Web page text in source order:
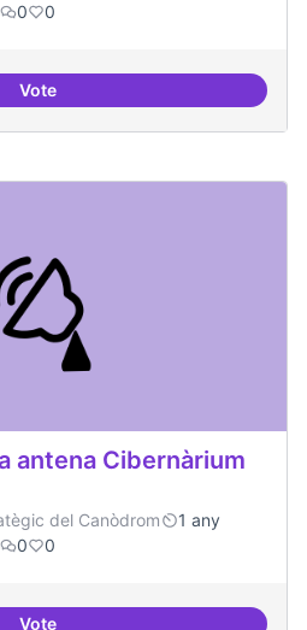
0 0
VoteTallers de col·laboració
antena Cibernàrium
del Canòdrom
1 any
0 0
Vote